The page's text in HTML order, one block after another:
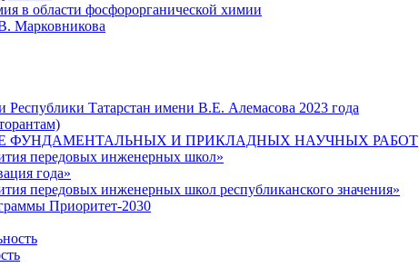
в области фосфорорганической химии
Марковникова
Республики Татарстан имени В.Е. Алемасова 2023 года
ФУНДАМЕНТАЛЬНЫХ И ПРИКЛАДНЫХ НАУЧНЫХ РАБОТ
передовых инженерных школ»
года»
передовых инженерных школ республиканского значения»
Приоритет-2030